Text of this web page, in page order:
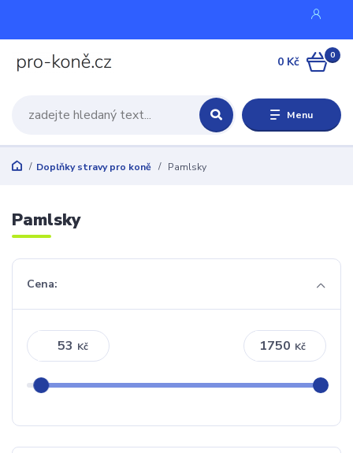
Menu
0
0 Kč
Doplňky stravy pro koně Pamlsky
Pamlsky
Cena:
Kč Kč